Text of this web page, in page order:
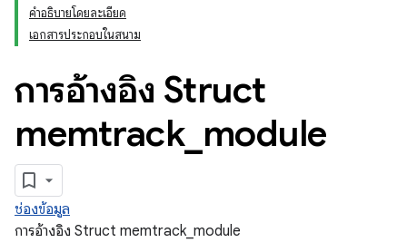
คำอธิบายโดยละเอียด
เอกสารประกอบในสนาม
การอ้างอิง Struct
memtrack_ module
ช่องข้อมูล
การอ้างอิง Struct memtrack_module